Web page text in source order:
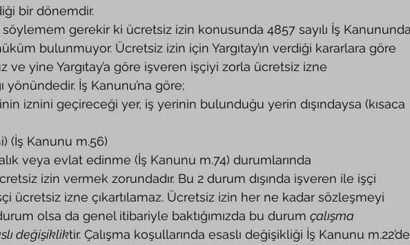
bir dönemdir.
bulunmuyor. Ücretsiz izin için Yargıtay’ın verdiği kararlara göre
ve yine Yargıtay’a göre işveren işçiyi zorla ücretsiz izne
yönündedir. İş Kanunu’na göre;
izni) (İş Kanunu m.56)
· Analık veya evlat edinme (İş Kanunu m.74) durumlarında
izin vermek zorundadır. Bu 2 durum dışında işveren ile işçi
ücretsiz izne çıkartılamaz. Ücretsiz izin her ne kadar sözleşmeyi
olsa da genel itibariyle baktığımızda bu durum çalışma
değişikliktir. Çalışma koşullarında esaslı değişikliği İş Kanunu m.22’de